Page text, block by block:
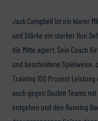
Jack Campbell ist ein klarer
und Stärke ein starker Run
die Mitte agiert. Sein Coach
und bescheidene
Training 100 Prozent
auch gegen Double Teams
entgehen und den Running